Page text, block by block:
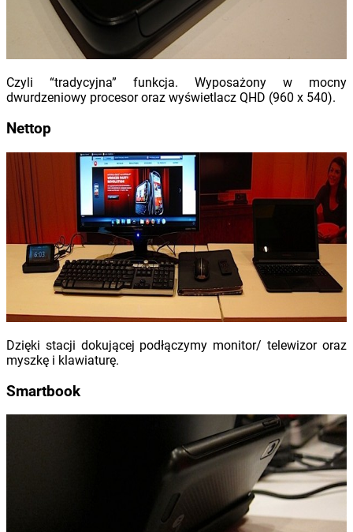
Czyli “tradycyjna” funkcja. Wyposażony w mocny
dwurdzeniowy procesor oraz wyświetlacz QHD (960 x 540).
Nettop
Dzięki stacji dokującej podłączymy monitor/ telewizor oraz
myszkę i klawiaturę.
Smartbook